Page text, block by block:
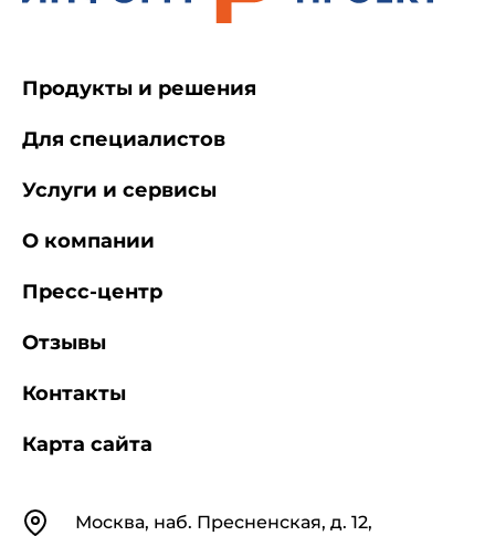
КонтактыМосква, наб. Пресненская, д. 12,
Продукты и решения
Для специалистов
Услуги и сервисы
О компании
Пресс-центр
Отзывы
Контакты
Карта сайта